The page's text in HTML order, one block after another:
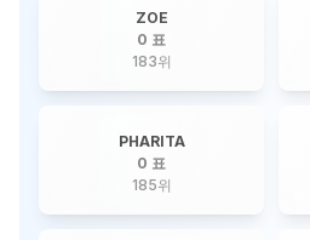
ZOE
0 표
183위
PHARITA
0 표
185위